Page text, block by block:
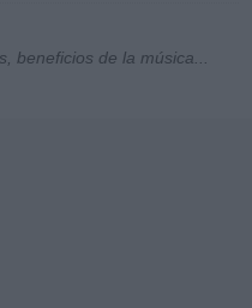
beneficios de la música...